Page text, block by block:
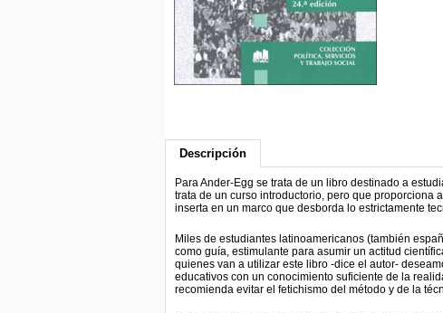
Descripción
Para Ander-Egg se trata de un libro destinado a
trata de un curso introductorio, pero que proporciona
inserta en un marco que desborda lo estrictamente
Miles de estudiantes latinoamericanos (también
como guía, estimulante para asumir un actitud
quienes van a utilizar este libro -dice el autor-
educativos con un conocimiento suficiente de la
recomienda evitar el fetichismo del método y de la